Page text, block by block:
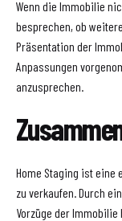
Wenn die Immobilie
besprechen, ob
Präsentation der
Anpassungen
anzusprechen.
Home Staging ist eine
zu verkaufen. Durch
Vorzüge der